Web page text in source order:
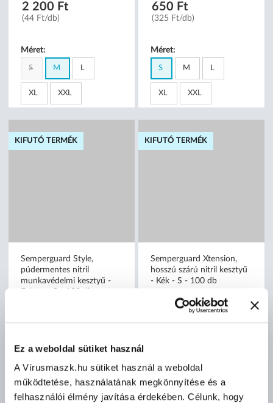
Ez a weboldal sütiket használ
A Vírusmaszk.hu sütiket használ a weboldal
működtetése, használatának megkönnyítése és a
felhasználói élmény javítása érdekében. Célunk, hogy
2 200 Ft
(44 Ft/db)
Méret:
S M
XL XXL
650 Ft
(325 Ft/db)
Méret:
S M
XL XXL
KIFUTÓ TERMÉK
Semperguard Style,
nettó
(29 Ft/db)
KIFUTÓ TERMÉK
Semperguard Xtension,
- Kék - S - 100 db
(29 Ft/db)
Méret: